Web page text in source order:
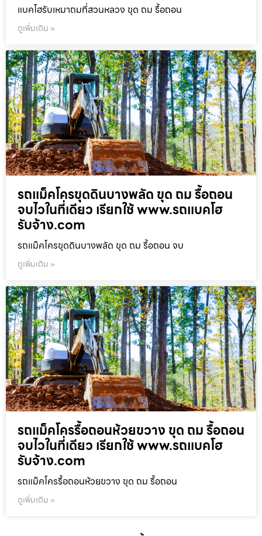
แบคโฮรับเหมาถมที่สวนหลวง ขุด ถม รื้อถอน
ดูเพิ่มเติม »
รถแม็คโครขุดดินบางพลัด ขุด ถม รื้อถอน
จบไวในที่เดียว เรียกใช้ www.รถแบคโฮ
รับจ้าง.com
รถแม็คโครขุดดินบางพลัด ขุด ถม รื้อถอน จบ
ดูเพิ่มเติม »
รถแม็คโครรื้อถอนห้วยขวาง ขุด ถม รื้อถอน
จบไวในที่เดียว เรียกใช้ www.รถแบคโฮ
รับจ้าง.com
รถแม็คโครรื้อถอนห้วยขวาง ขุด ถม รื้อถอน
ดูเพิ่มเติม »